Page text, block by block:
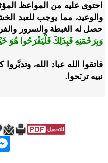
احتوى عليه من المواعظ
والوعيد، مما يوجب للعبد
حصل له الغبطة والسرور
وَبِرَحْمَتِهِ فَبِذَلِكَ فَلْيَفْرَحُوا هُوَ
فاتقوا الله عباد الله،
نبيه تربَحوا.